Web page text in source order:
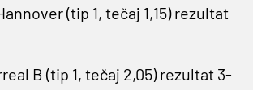
(tip 1, tečaj 1,15) rezultat
B (tip 1, tečaj 2,05) rezultat 3-